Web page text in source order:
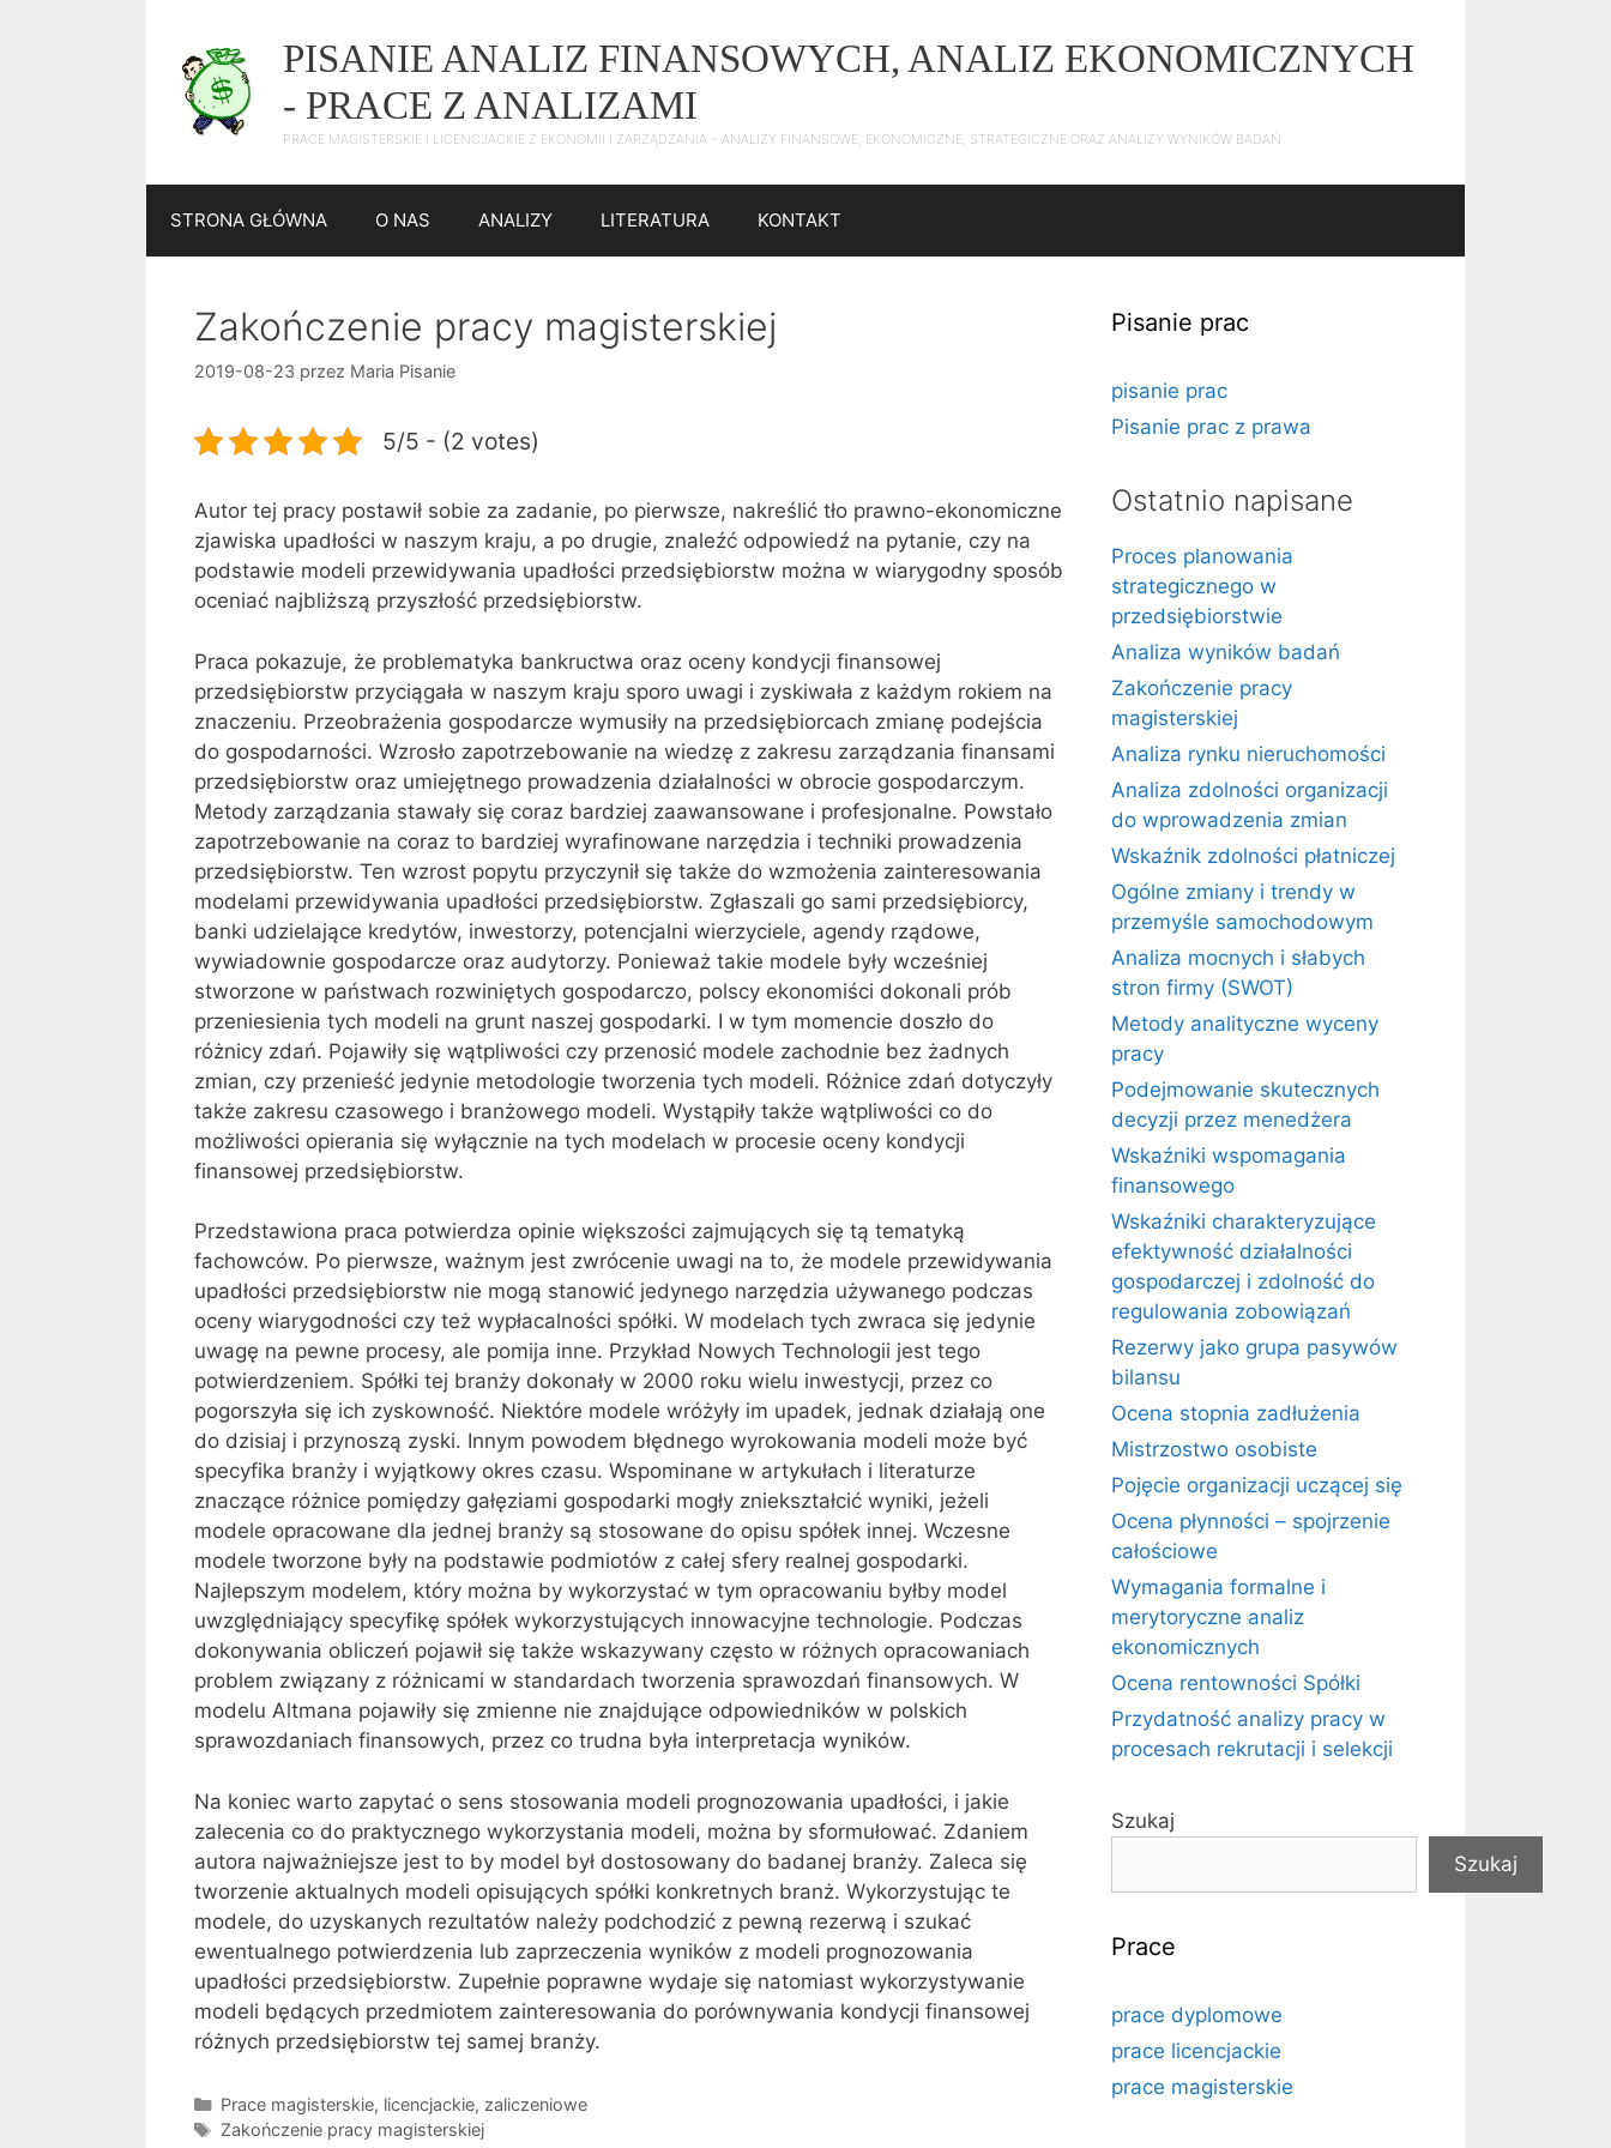
PISANIE ANALIZ FINANSOWYCH, ANALIZ EKONOMICZNYCH
- PRACE Z ANALIZAMI
PRACE MAGISTERSKIE I LICENCJACKIE Z EKONOMII I ZARZĄDZANIA – ANALIZY FINANSOWE, EKONOMICZNE, STRATEGICZNE ORAZ ANALIZY WYNIKÓW BADAŃ
STRONA GŁÓWNA O NAS ANALIZY LITERATURA KONTAKT
Zakończenie pracy magisterskiej
2019-08-23 przez Maria Pisanie
5/5 - (2 votes)
Autor tej pracy postawił sobie za zadanie, po pierwsze, nakreślić tło prawno-ekonomiczne
zjawiska upadłości w naszym kraju, a po drugie, znaleźć odpowiedź na pytanie, czy na
podstawie modeli przewidywania upadłości przedsiębiorstw można w wiarygodny sposób
oceniać najbliższą przyszłość przedsiębiorstw.
Praca pokazuje, że problematyka bankructwa oraz oceny kondycji finansowej
przedsiębiorstw przyciągała w naszym kraju sporo uwagi i zyskiwała z każdym rokiem na
znaczeniu. Przeobrażenia gospodarcze wymusiły na przedsiębiorcach zmianę podejścia
do gospodarności. Wzrosło zapotrzebowanie na wiedzę z zakresu zarządzania finansami
przedsiębiorstw oraz umiejętnego prowadzenia działalności w obrocie gospodarczym.
Metody zarządzania stawały się coraz bardziej zaawansowane i profesjonalne. Powstało
zapotrzebowanie na coraz to bardziej wyrafinowane narzędzia i techniki prowadzenia
przedsiębiorstw. Ten wzrost popytu przyczynił się także do wzmożenia zainteresowania
modelami przewidywania upadłości przedsiębiorstw. Zgłaszali go sami przedsiębiorcy,
banki udzielające kredytów, inwestorzy, potencjalni wierzyciele, agendy rządowe,
wywiadownie gospodarcze oraz audytorzy. Ponieważ takie modele były wcześniej
stworzone w państwach rozwiniętych gospodarczo, polscy ekonomiści dokonali prób
przeniesienia tych modeli na grunt naszej gospodarki. I w tym momencie doszło do
różnicy zdań. Pojawiły się wątpliwości czy przenosić modele zachodnie bez żadnych
zmian, czy przenieść jedynie metodologie tworzenia tych modeli. Różnice zdań dotyczyły
także zakresu czasowego i branżowego modeli. Wystąpiły także wątpliwości co do
możliwości opierania się wyłącznie na tych modelach w procesie oceny kondycji
finansowej przedsiębiorstw.
Przedstawiona praca potwierdza opinie większości zajmujących się tą tematyką
fachowców. Po pierwsze, ważnym jest zwrócenie uwagi na to, że modele przewidywania
upadłości przedsiębiorstw nie mogą stanowić jedynego narzędzia używanego podczas
oceny wiarygodności czy też wypłacalności spółki. W modelach tych zwraca się jedynie
uwagę na pewne procesy, ale pomija inne. Przykład Nowych Technologii jest tego
potwierdzeniem. Spółki tej branży dokonały w 2000 roku wielu inwestycji, przez co
pogorszyła się ich zyskowność. Niektóre modele wróżyły im upadek, jednak działają one
do dzisiaj i przynoszą zyski. Innym powodem błędnego wyrokowania modeli może być
specyfika branży i wyjątkowy okres czasu. Wspominane w artykułach i literaturze
znaczące różnice pomiędzy gałęziami gospodarki mogły zniekształcić wyniki, jeżeli
modele opracowane dla jednej branży są stosowane do opisu spółek innej. Wczesne
modele tworzone były na podstawie podmiotów z całej sfery realnej gospodarki.
Najlepszym modelem, który można by wykorzystać w tym opracowaniu byłby model
uwzględniający specyfikę spółek wykorzystujących innowacyjne technologie. Podczas
dokonywania obliczeń pojawił się także wskazywany często w różnych opracowaniach
problem związany z różnicami w standardach tworzenia sprawozdań finansowych. W
modelu Altmana pojawiły się zmienne nie znajdujące odpowiedników w polskich
sprawozdaniach finansowych, przez co trudna była interpretacja wyników.
Na koniec warto zapytać o sens stosowania modeli prognozowania upadłości, i jakie
zalecenia co do praktycznego wykorzystania modeli, można by sformułować. Zdaniem
autora najważniejsze jest to by model był dostosowany do badanej branży. Zaleca się
tworzenie aktualnych modeli opisujących spółki konkretnych branż. Wykorzystując te
modele, do uzyskanych rezultatów należy podchodzić z pewną rezerwą i szukać
ewentualnego potwierdzenia lub zaprzeczenia wyników z modeli prognozowania
upadłości przedsiębiorstw. Zupełnie poprawne wydaje się natomiast wykorzystywanie
modeli będących przedmiotem zainteresowania do porównywania kondycji finansowej
różnych przedsiębiorstw tej samej branży.
Kategorie
Prace magisterskie, licencjackie, zaliczeniowe
Tagi
Zakończenie pracy magisterskiej
Pisanie prac
pisanie prac
Pisanie prac z prawa
Ostatnio napisane
Proces planowania
strategicznego w
przedsiębiorstwie
Analiza wyników badań
Zakończenie pracy
magisterskiej
Analiza rynku nieruchomości
Analiza zdolności organizacji
do wprowadzenia zmian
Wskaźnik zdolności płatniczej
Ogólne zmiany i trendy w
przemyśle samochodowym
Analiza mocnych i słabych
stron firmy (SWOT)
Metody analityczne wyceny
pracy
Podejmowanie skutecznych
decyzji przez menedżera
Wskaźniki wspomagania
finansowego
Wskaźniki charakteryzujące
efektywność działalności
gospodarczej i zdolność do
regulowania zobowiązań
Rezerwy jako grupa pasywów
bilansu
Ocena stopnia zadłużenia
Mistrzostwo osobiste
Pojęcie organizacji uczącej się
Ocena płynności – spojrzenie
całościowe
Wymagania formalne i
merytoryczne analiz
ekonomicznych
Ocena rentowności Spółki
Przydatność analizy pracy w
procesach rekrutacji i selekcji
Szukaj
Szukaj
Prace
prace dyplomowe
prace licencjackie
prace magisterskie